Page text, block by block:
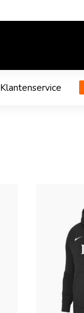
Klantenservice